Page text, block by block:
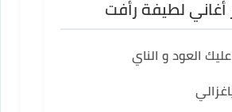
لطيفة رأفت
العود و الناي